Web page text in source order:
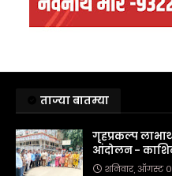
ताज्या बातम्या
गृहप्रकल्प
आंदोलन -
शनिवार, ऑगस्ट